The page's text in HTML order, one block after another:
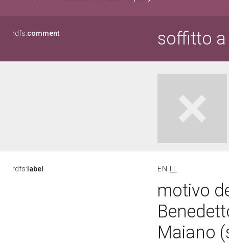
rdfs:comment soffitto
rdfs: label EN IT
motivo
Maiano